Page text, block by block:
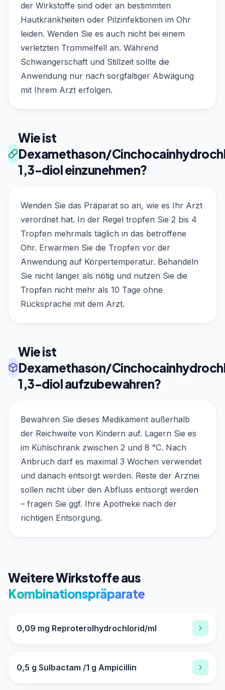
der Wirkstoffe sind oder an bestimmten
Hautkrankheiten oder Pilzinfektionen im Ohr
leiden. Wenden Sie es auch nicht bei einem
verletzten Trommelfell an. Während
Schwangerschaft und Stillzeit sollte die
Anwendung nur nach sorgfältiger Abwägung
mit Ihrem Arzt erfolgen.
Wie ist
Dexamethason/
1,3-diol einzunehmen?
Wenden Sie das Präparat so an, wie es Ihr Arzt
verordnet hat. In der Regel tropfen Sie 2 bis 4
Tropfen mehrmals täglich in das betroffene
Ohr. Erwärmen Sie die Tropfen vor der
Anwendung auf Körpertemperatur. Behandeln
Sie nicht länger als nötig und nutzen Sie die
Tropfen nicht mehr als 10 Tage ohne
Rücksprache mit dem Arzt.
Wie ist
Dexamethason/
1,3-diol aufzubewahren?
Bewahren Sie dieses Medikament außerhalb
der Reichweite von Kindern auf. Lagern Sie es
im Kühlschrank zwischen 2 und 8 °C. Nach
Anbruch darf es maximal 3 Wochen verwendet
und danach entsorgt werden. Reste der Arznei
sollen nicht über den Abfluss entsorgt werden
– fragen Sie ggf. Ihre Apotheke nach der
richtigen Entsorgung.
Weitere Wirkstoffe aus
Kombinationspräparate
0,09 mg Reproterolhydrochlorid/ml
0,5 g Sulbactam /1 g Ampicillin